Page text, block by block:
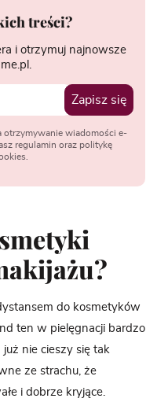
treści?
i otrzymuj najnowsze
Zapisz się
otrzymywanie wiadomości e-
regulamin oraz politykę
do kosmetyków
ten w pielęgnacji bardzo
nie cieszy się tak
ze strachu, że
i dobrze kryjące.